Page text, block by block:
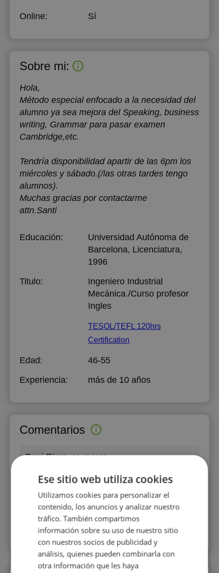
Online:
Sí
Sobre mi:
Hola,
Método especial enfocado a la necesidad del
alumno ya sea mejora del Speaking, business
writing, Grammar para pasar examen
Cambridge,etc.
Tendría disponibilidad apartir de las 6pm los
miércoles y sábado.(/las otras tardes tengo
alumnos).
Muchas gracias por contactarme
attn.Santi
Educación:
Universidad Autónoma de
Barcelona, Licenciatura,
1996
Titulo:
Ingeniero Industrial
Mecánica./Curso profesor
Ingles
TESOL/TEFL 120hrs
Certification
Edad:
46-55
Experiencia:
más de 10 años
Comentarios
Dani Riera 03.12.2022
Perfecto. Clases personalizadas para mi hijo y
ayuda en sus estudios de inglés. Profesional y
atento.
Ese sitio web utiliza cookies
Utilizamos cookies para personalizar el
contenido, los anuncios y analizar nuestro
tráfico. También compartimos
información sobre su uso de nuestro sitio
con nuestros socios de publicidad y
análisis, quienes pueden combinarla con
otra información que les haya